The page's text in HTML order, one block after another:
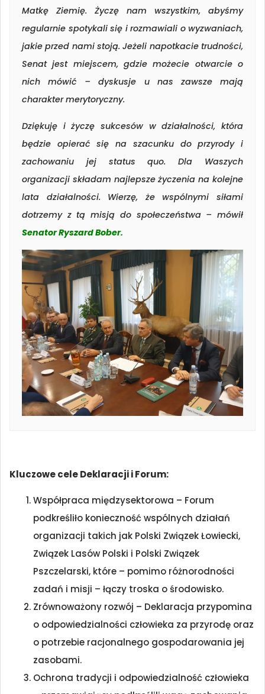
Matkę Ziemię. Życzę nam wszystkim, abyśmy
regularnie spotykali się i rozmawiali o wyzwaniach,
jakie przed nami stoją. Jeżeli napotkacie trudności,
Senat jest miejscem, gdzie możecie otwarcie o
nich mówić – dyskusje u nas zawsze mają
charakter merytoryczny.
Dziękuję i życzę sukcesów w działalności, która
będzie opierać się na szacunku do przyrody i
zachowaniu jej status quo. Dla Waszych
organizacji składam najlepsze życzenia na kolejne
lata działalności. Wierzę, że wspólnymi siłami
dotrzemy z tą misją do społeczeństwa – mówił
Senator Ryszard Bober.
Kluczowe cele Deklaracji i Forum:
Współpraca międzysektorowa – Forum
podkreśliło konieczność wspólnych działań
organizacji takich jak Polski Związek Łowiecki,
Związek Lasów Polski i Polski Związek
Pszczelarski, które – pomimo różnorodności
zadań i misji – łączy troska o środowisko.
Zrównoważony rozwój – Deklaracja przypomina
o odpowiedzialności człowieka za przyrodę oraz
o potrzebie racjonalnego gospodarowania jej
zasobami.
Ochrona tradycji i odpowiedzialność człowieka